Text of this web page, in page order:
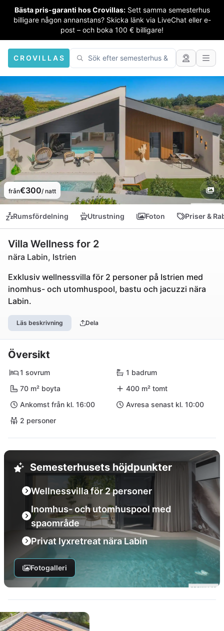
Bästa pris-garanti hos Crovillas: Sett samma semesterhus
billigare någon annanstans? Skicka länk via LiveChat eller e-
post – och boka 100 € billigare!
CROVILLAS
från€300/ natt
Rumsfördelning Utrustning Foton Priser &
Villa Wellness for 2
nära Labin, Istrien
Exklusiv wellnessvilla för 2 personer på Istrien med
inomhus- och utomhuspool, bastu och jacuzzi nära
Labin.
Läs beskrivning Dela
Översikt
1 sovrum
1 badrum
70 m² boyta
400 m² tomt
Ankomst från kl. 16:00
Avresa senast kl. 10:00
2 personer
Semesterhusets höjdpunkter
Wellnessvilla för 2 personer
Inomhus- och utomhuspool med
spaområde
Privat lyxretreat nära Labin
Fotogalleri